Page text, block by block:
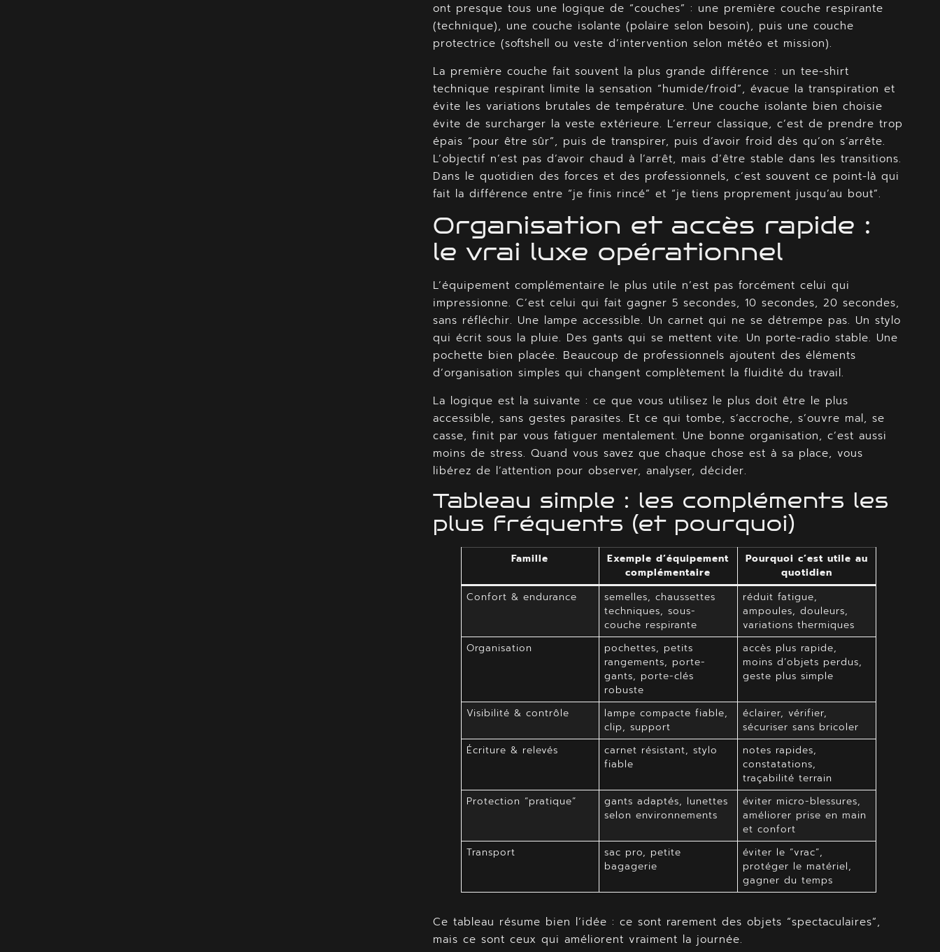
ont presque tous une logique de “couches” : une première couche respirante
(technique), une couche isolante (polaire selon besoin), puis une couche
protectrice (softshell ou veste d’intervention selon météo et mission).
La première couche fait souvent la plus grande différence : un tee-shirt
technique respirant limite la sensation “humide/froid”, évacue la transpiration et
évite les variations brutales de température. Une couche isolante bien choisie
évite de surcharger la veste extérieure. L’erreur classique, c’est de prendre trop
épais “pour être sûr”, puis de transpirer, puis d’avoir froid dès qu’on s’arrête.
L’objectif n’est pas d’avoir chaud à l’arrêt, mais d’être stable dans les transitions.
Dans le quotidien des forces et des professionnels, c’est souvent ce point-là qui
fait la différence entre “je finis rincé” et “je tiens proprement jusqu’au bout”.
Organisation et accès rapide :
le vrai luxe opérationnel
L’équipement complémentaire le plus utile n’est pas forcément celui qui
impressionne. C’est celui qui fait gagner 5 secondes, 10 secondes, 20 secondes,
sans réfléchir. Une lampe accessible. Un carnet qui ne se détrempe pas. Un stylo
qui écrit sous la pluie. Des gants qui se mettent vite. Un porte-radio stable. Une
pochette bien placée. Beaucoup de professionnels ajoutent des éléments
d’organisation simples qui changent complètement la fluidité du travail.
La logique est la suivante : ce que vous utilisez le plus doit être le plus
accessible, sans gestes parasites. Et ce qui tombe, s’accroche, s’ouvre mal, se
casse, finit par vous fatiguer mentalement. Une bonne organisation, c’est aussi
moins de stress. Quand vous savez que chaque chose est à sa place, vous
libérez de l’attention pour observer, analyser, décider.
Tableau simple : les compléments les
plus fréquents (et pourquoi)
Famille
Exemple d’équipement
complémentaire
Pourquoi c’est utile au
quotidien
Confort & endurance
semelles, chaussettes
techniques, sous-
couche respirante
réduit fatigue,
ampoules, douleurs,
variations thermiques
Organisation
pochettes, petits
rangements, porte-
gants, porte-clés
robuste
accès plus rapide,
moins d’objets perdus,
geste plus simple
Visibilité & contrôle
lampe compacte fiable,
clip, support
éclairer, vérifier,
sécuriser sans bricoler
Écriture & relevés
carnet résistant, stylo
fiable
notes rapides,
constatations,
traçabilité terrain
Protection “pratique”
gants adaptés, lunettes
selon environnements
éviter micro-blessures,
améliorer prise en main
et confort
Transport
sac pro, petite
bagagerie
éviter le “vrac”,
protéger le matériel,
gagner du temps
Ce tableau résume bien l’idée : ce sont rarement des objets “spectaculaires”,
mais ce sont ceux qui améliorent vraiment la journée.